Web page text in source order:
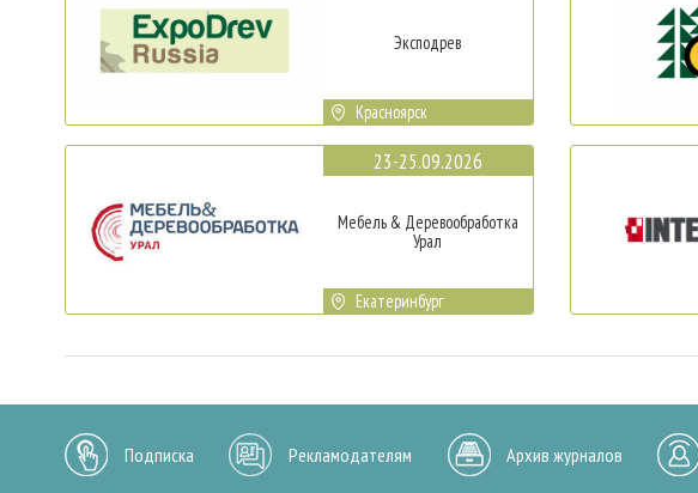
Эксподрев
Красноярск
23-25.09.2026
Мебель & Деревообработка
Урал
Екатеринбург
Подписка Рекламодателям Архив журналов